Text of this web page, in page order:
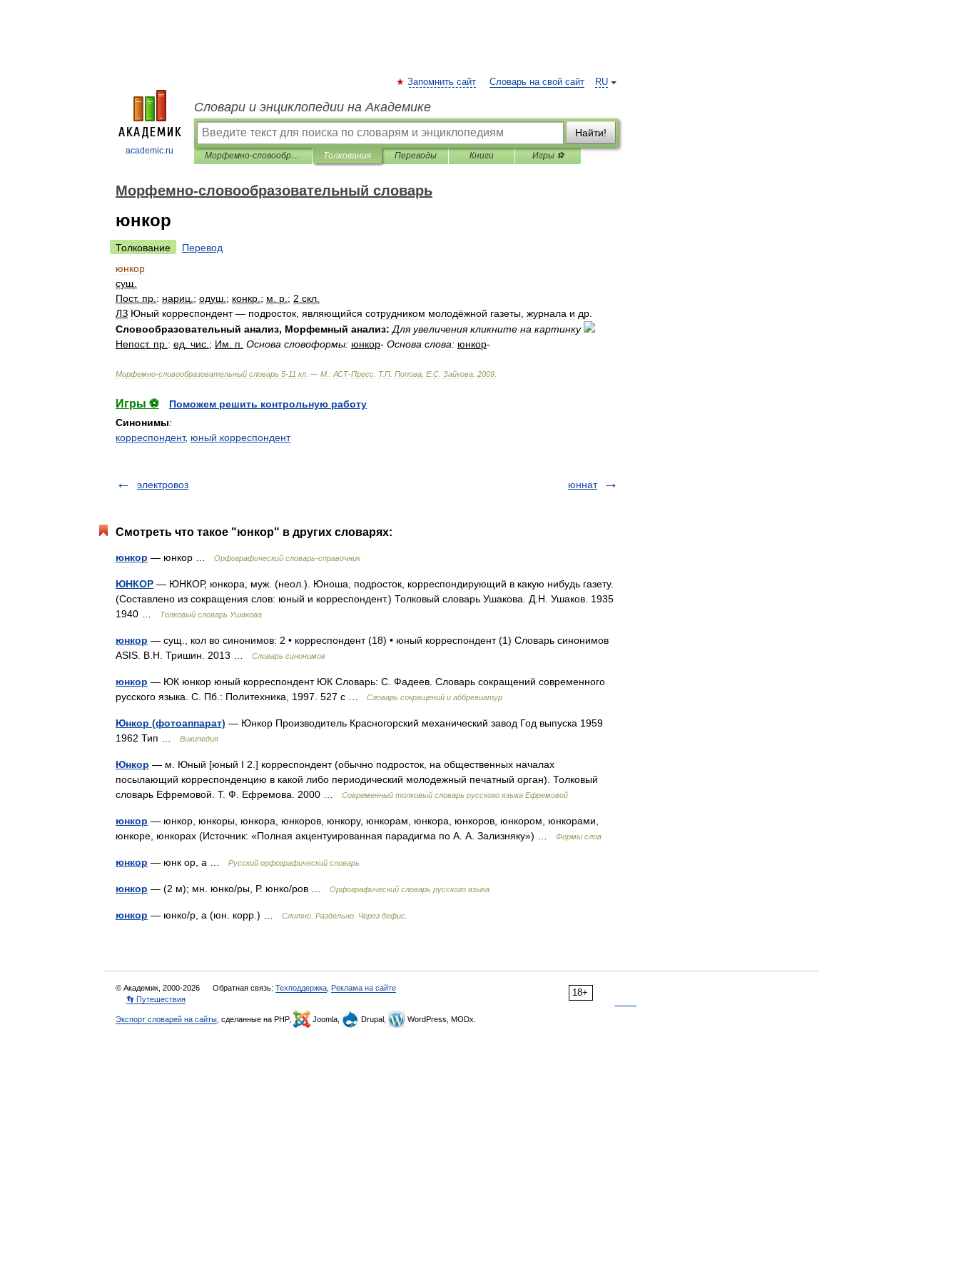
academic.ru
RU
Запомнить сайт Словарь на свой сайт
Словари и энциклопедии на Академике
Найти!
Морфемно-словообразовательный словарь Толкования Переводы Книги Игры ⚽
Морфемно-словообразовательный словарь
юнкор
Толкование
Перевод
юнкор
сущ
Пост. пр : нариц ; одуш ; конкр ; м р ; 2 скл
ЛЗ Юный корреспондент— подросток являющийся сотрудником молодёжной газеты журнала и др
Словообразовательный анализ, Морфемный анализ: Для увеличения кликните на картинку
Непост. пр : ед чис ; Им п Основа словоформы: юнкор- Основа слова: юнкор-
Морфемно-словообразовательный словарь 5-11 кл . — М : АСТ-Пресс Т.П Попова Е.С Зайкова 2009
Игры ⚽
Поможем решить контрольную работу
Синонимы:
корреспондент, юный корреспондент
электровоз юннат
Смотреть что такое "юнкор" в других словарях:
юнкор — юнкор … Орфографический словарь-справочник
ЮНКОР — ЮНКОР, юнкора, муж. (неол.). Юноша, подросток, корреспондирующий в какую нибудь газету.
(Составлено из сокращения слов: юный и корреспондент.) Толковый словарь Ушакова. Д.Н. Ушаков. 1935
1940 …
Толковый словарь Ушакова
юнкор — сущ., кол во синонимов: 2 • корреспондент (18) • юный корреспондент (1) Словарь синонимов
ASIS. В.Н. Тришин. 2013 …
Словарь синонимов
юнкор — ЮК юнкор юный корреспондент ЮК Словарь: С. Фадеев. Словарь сокращений современного
русского языка. С. Пб.: Политехника, 1997. 527 с …
Словарь сокращений и аббревиатур
Юнкор (фотоаппарат) — Юнкор Производитель Красногорский механический завод Год выпуска 1959
1962 Тип …
Википедия
Юнкор — м. Юный [юный I 2.] корреспондент (обычно подросток, на общественных началах
посылающий корреспонденцию в какой либо периодический молодежный печатный орган). Толковый
словарь Ефремовой. Т. Ф. Ефремова. 2000 …
Современный толковый словарь русского языка Ефремовой
юнкор — юнкор, юнкоры, юнкора, юнкоров, юнкору, юнкорам, юнкора, юнкоров, юнкором, юнкорами,
юнкоре, юнкорах (Источник: «Полная акцентуированная парадигма по А. А. Зализняку») …
Формы слов
юнкор — юнк ор, а … Русский орфографический словарь
юнкор — (2 м); мн. юнко/ры, Р. юнко/ров … Орфографический словарь русского языка
юнкор — юнко/р, а (юн. корр.) … Слитно. Раздельно. Через дефис.
18+
© Академик, 2000-2026 Обратная связь: Техподдержка Реклама на сайте
👣 Путешествия
Экспорт словарей на сайты , сделанные на PHP, Joomla, Drupal, WordPress, MODx.